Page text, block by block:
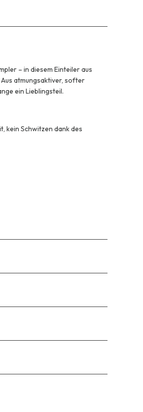
– in diesem Einteiler aus
atmungsaktiver, softer
ein Lieblingsteil.
kein Schwitzen dank des